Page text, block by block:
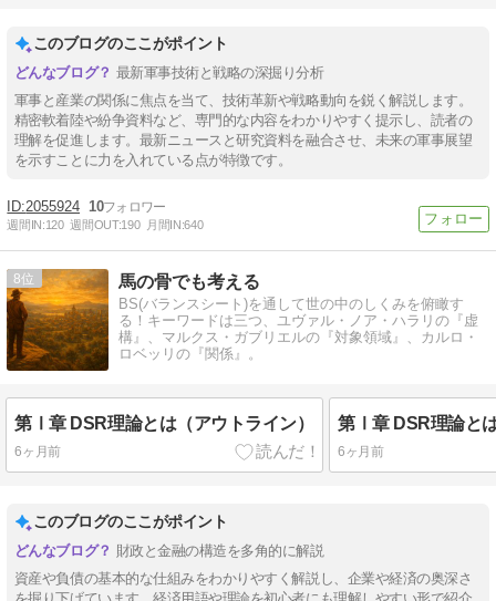
このブログのここがポイント
最新軍事技術と戦略の深掘り分析
軍事と産業の関係に焦点を当て、技術革新や戦略動向を鋭く解説します。
精密軟着陸や紛争資料など、専門的な内容をわかりやすく提示し、読者の
理解を促進します。最新ニュースと研究資料を融合させ、未来の軍事展望
を示すことに力を入れている点が特徴です。
2055924 10
週間IN:120 週間OUT:190 月間IN:640
8 馬の骨でも考える
BS(バランスシート)を通して世の中のしくみを俯瞰す
る！キーワードは三つ、ユヴァル・ノア・ハラリの『虚
構』、マルクス・ガブリエルの『対象領域』、カルロ・
ロベッリの『関係』。
第Ⅰ章 DSR理論とは（アウトライン）
6ヶ月前
第Ⅰ章 DSR理論と
6ヶ月前
このブログのここがポイント
財政と金融の構造を多角的に解説
資産や負債の基本的な仕組みをわかりやすく解説し、企業や経済の奥深さ